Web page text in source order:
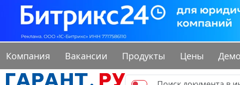
Компания Вакансии Продукты Цены Демо